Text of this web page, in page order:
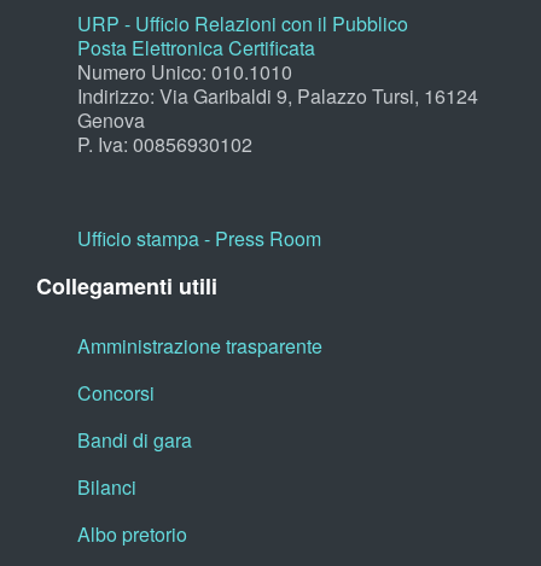
URP - Ufficio Relazioni con il Pubblico
Posta Elettronica Certificata
Numero Unico: 010.1010
Indirizzo: Via Garibaldi 9, Palazzo Tursi, 16124
Genova
P. Iva: 00856930102
Ufficio stampa - Press Room
Collegamenti utili
Amministrazione trasparente
Concorsi
Bandi di gara
Bilanci
Albo pretorio